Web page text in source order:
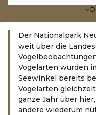
Der Nationalpark
weit über die
Vogelarten wurden
Seewinkel bereits
Vogelarten
ganze Jahr über
andere wiederum